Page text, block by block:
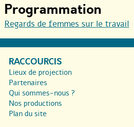
Programmation
Regards de femmes sur le travail
RACCOURCIS
Lieux de projection
Partenaires
Qui sommes-nous ?
Nos productions
Plan du site